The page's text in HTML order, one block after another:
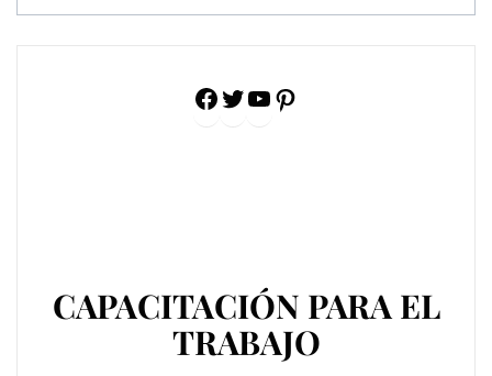
de
Facebook
Twitter
YouTube
Pinterest
CAPACITACIÓN PARA EL
TRABAJO